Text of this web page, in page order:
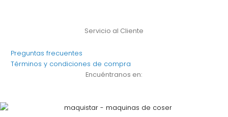
Servicio al Cliente
Preguntas frecuentes
Términos y condiciones de compra
Encuéntranos en: